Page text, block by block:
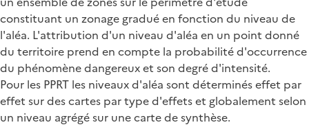
constituant un zonage gradué en fonction du niveau de
l'aléa. L'attribution d'un niveau d'aléa en un point donné
du territoire prend en compte la probabilité d'occurrence
du phénomène dangereux et son degré d'intensité.
Pour les PPRT les niveaux d'aléa sont déterminés effet par
effet sur des cartes par type d'effets et globalement selon
un niveau agrégé sur une carte de synthèse.